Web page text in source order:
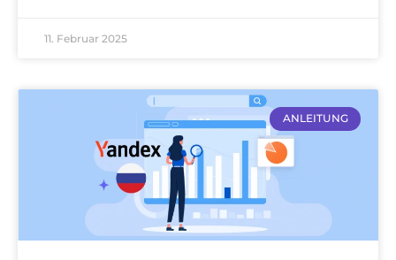
11. Februar 2025
ANLEITUNG